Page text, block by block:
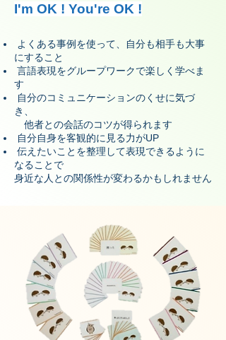
​I'm OK ! You're OK !
よくある事例を使って、自分も相手も大事
にすること
言語表現をグループワークで楽しく学べま
す
自分のコミュニケーションのくせに気づ
き、
他者との会話のコツが得られます
自分自身を客観的に見る力がUP
伝えたいことを整理して表現できるように
なることで
​身近な人との関係性が変わるかもしれません